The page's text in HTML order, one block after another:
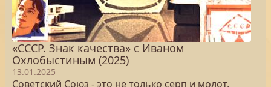
«СССР. Знак качества» с Иваном
Охлобыстиным (2025)
13.01.2025
Советский Союз - это не только серп и молот,